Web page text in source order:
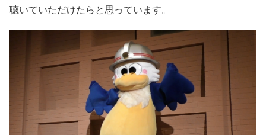
聴いていただけたらと思っています。